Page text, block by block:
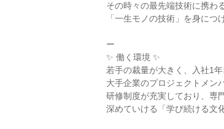
その時々の最先端技術に携わ
「一生モノの技術」を身につ
ー
✨ 働く環境 ✨
若手の裁量が大きく、入社1年
大手企業のプロジェクトメン
研修制度が充実しており、専
深めていける「学び続ける文